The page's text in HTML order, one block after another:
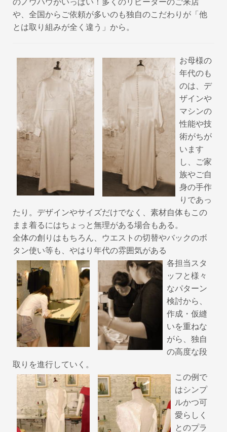
や、全国からご依頼が多いのも独自のこだわりが「他
とは取り組みが全く違う」から。
お母様の
年代のも
のは、デ
ザインや
マシンの
性能や技
術がちが
います
し、ご家
族やご自
身の手作
りであっ
たり。デザインやサイズだけでなく、素材自体もこの
まま着るにはちょっと無理がある場合もある。
全体の創りはもちろん、ウエストの切替やバックのボ
タン使い等も、やはり年代の雰囲気がある
各担当スタ
ッフと様々
なパターン
検討から、
作成・仮縫
いを重ねな
がら、独自
の高度な段
取りを進行していく。
この例で
はシンプ
ルかつ可
愛らしく
とのプラ